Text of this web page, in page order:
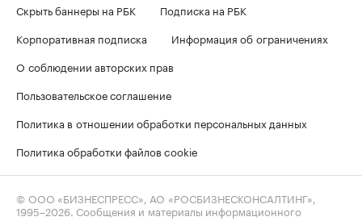
Скрыть баннеры на РБК
Подписка на РБК
Корпоративная подписка
Информация об ограничениях
О соблюдении авторских прав
Пользовательское соглашение
Политика в отношении обработки персональных данных
Политика обработки файлов cookie
© ООО «БИЗНЕСПРЕСС», АО «РОСБИЗНЕСКОНСАЛТИНГ»,
1995–2026 . Сообщения и материалы информационного